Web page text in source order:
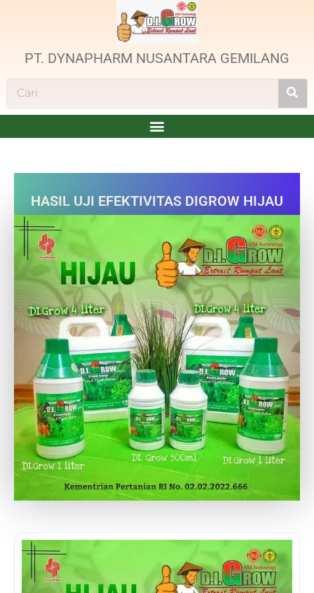
PT. DYNAPHARM NUSANTARA GEMILANG
HASIL UJI EFEKTIVITAS DIGROW HIJAU